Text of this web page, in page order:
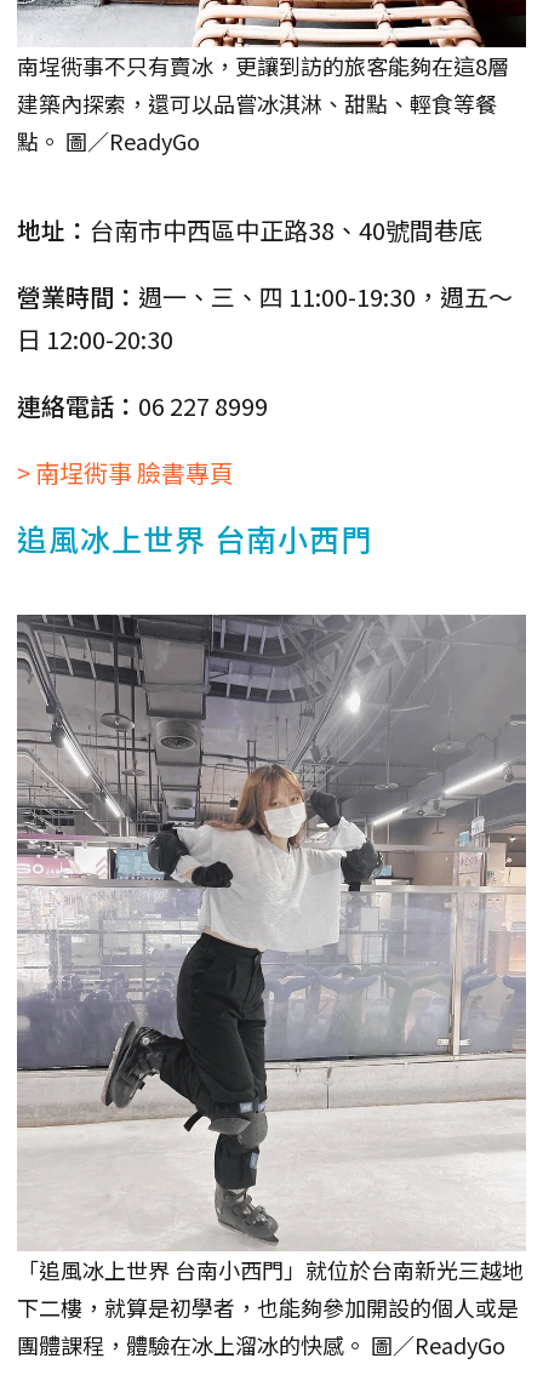
南埕衖事不只有賣冰，更讓到訪的旅客能夠在這8層
建築內探索，還可以品嘗冰淇淋、甜點、輕食等餐
點。 圖／ReadyGo
地址： 台南市中西區中正路38、40號間巷底
營業時間： 週一、三、四 11:00-19:30，週五～
日 12:00-20:30
連絡電話： 06 227 8999
> 南埕衖事 臉書專頁
追風冰上世界 台南小西門
「追風冰上世界 台南小西門」就位於台南新光三越地
下二樓，就算是初學者，也能夠參加開設的個人或是
團體課程，體驗在冰上溜冰的快感。 圖／ReadyGo